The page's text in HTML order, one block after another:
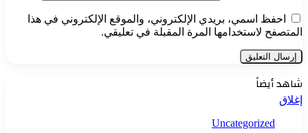
احفظ اسمي، بريدي الإلكتروني، والموقع الإلكتروني في هذا
المتصفح لاستخدامها المرة المقبلة في تعليقي.
شاهد أيضاً
إغلاق
Uncategorized